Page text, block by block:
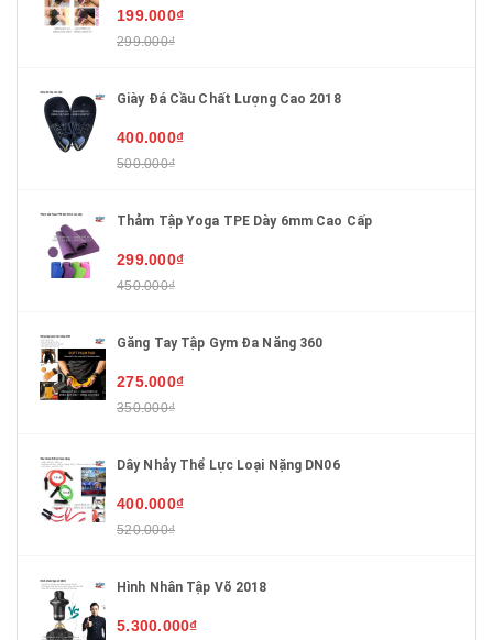
199.000₫
299.000₫
Giày Đá Cầu Chất Lượng Cao 2018
400.000₫
500.000₫
Thảm Tập Yoga TPE Dày 6mm Cao Cấp
299.000₫
450.000₫
Găng Tay Tập Gym Đa Năng 360
275.000₫
350.000₫
Dây Nhảy Thể Lực Loại Nặng DN06
400.000₫
520.000₫
Hình Nhân Tập Võ 2018
5.300.000₫